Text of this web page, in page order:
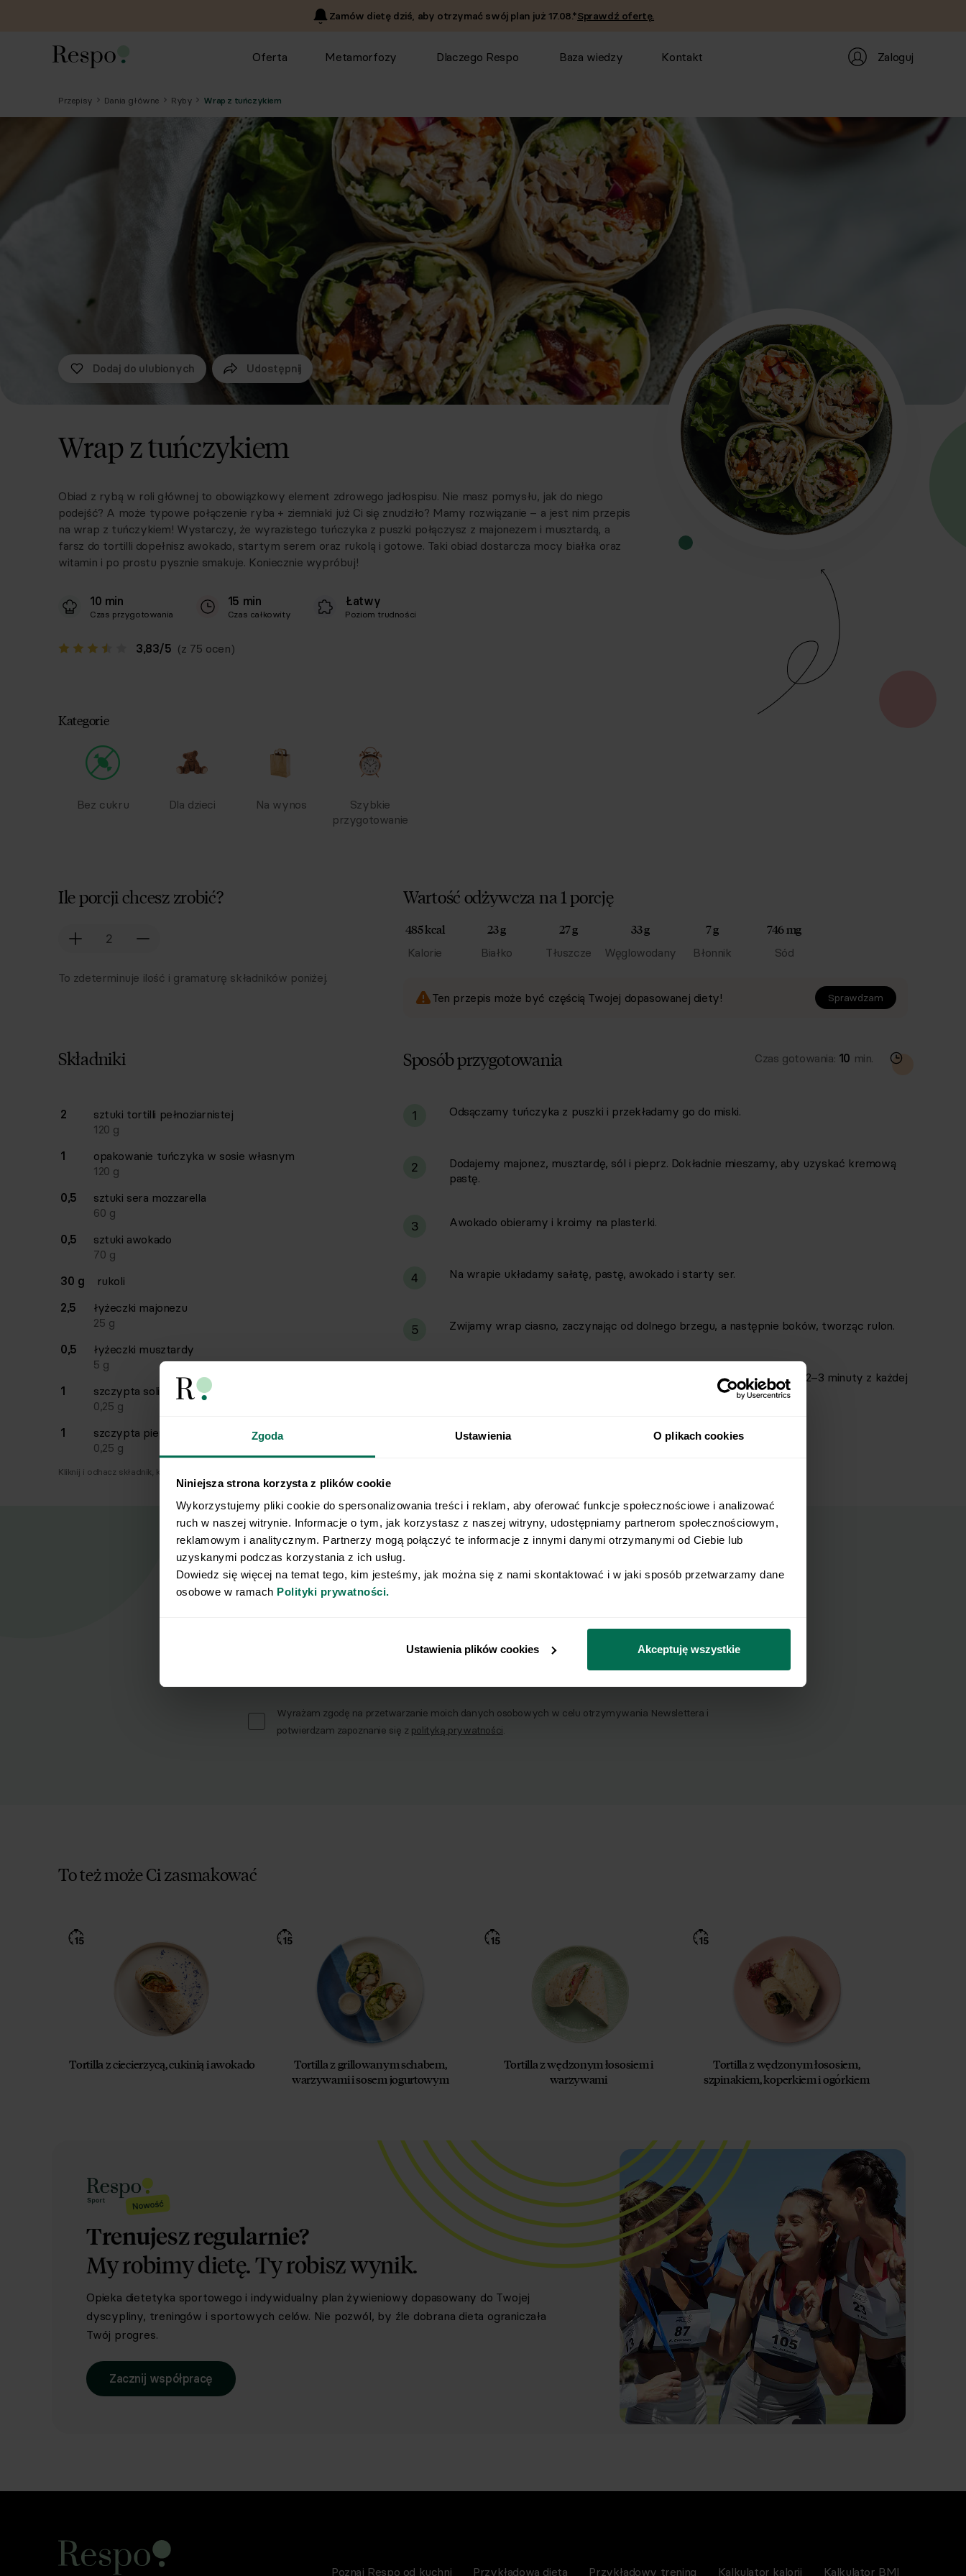
Zgoda Ustawienia O plikach cookies
Niniejsza strona korzysta z plików cookie
Wykorzystujemy pliki cookie do spersonalizowania treści i reklam, aby oferować funkcje społecznościowe i analizować
ruch w naszej witrynie. Informacje o tym, jak korzystasz z naszej witryny, udostępniamy partnerom społecznościowym,
reklamowym i analitycznym. Partnerzy mogą połączyć te informacje z innymi danymi otrzymanymi od Ciebie lub
uzyskanymi podczas korzystania z ich usług.
Dowiedz się więcej na temat tego, kim jesteśmy, jak można się z nami skontaktować i w jaki sposób przetwarzamy dane
osobowe w ramach Polityki prywatności.
Ustawienia plików cookies Akceptuję wszystkie
Zamów dietę dziś, aby otrzymać swój plan już 17.08.*Sprawdź ofertę.
Oferta Metamorfozy Dlaczego Respo Baza wiedzy Kontakt Zaloguj
Przepisy Dania główne Ryby Wrap z tuńczykiem
Dodaj do ulubionych Udostępnij
Wrap z tuńczykiem
Obiad z rybą w roli głównej to obowiązkowy element zdrowego jadłospisu. Nie masz pomysłu, jak do niego
podejść? A może typowe połączenie ryba + ziemniaki już Ci się znudziło? Mamy rozwiązanie – a jest nim przepis
na wrap z tuńczykiem! Wystarczy, że wyrazistego tuńczyka z puszki połączysz z majonezem i musztardą, a
farsz do tortilli dopełnisz awokado, startym serem oraz rukolą i gotowe. Taki obiad dostarcza mocy białka oraz
witamin i po prostu pysznie smakuje. Koniecznie wypróbuj!
10 min
Czas przygotowania
15 min
Czas całkowity
Łatwy
Poziom trudności
3,83/5 (z 75 ocen)
Kategorie
Bez cukru Dla dzieci Na wynos
Szybkie
przygotowanie
Ile porcji chcesz zrobić?
To zdeterminuje ilość i gramaturę składników poniżej.
Wartość odżywcza na 1 porcję
485 kcal
Kalorie
23 g
Białko
27 g
Tłuszcze
33 g
Węglowodany
7 g
Błonnik
746 mg
Sód
Ten przepis może być częścią Twojej dopasowanej diety! Sprawdzam
Składniki
Lista składników przepisu z ilościami i wagami
Ilość Składnik
2 sztuki tortilli pełnoziarnistej
120 g
1
opakowanie tuńczyka w sosie własnym
120 g
0,5
sztuki sera mozzarella
60 g
0,5
sztuki awokado
70 g
30 g
rukoli
2,5
łyżeczki majonezu
25 g
0,5
łyżeczki musztardy
5 g
1
szczypta soli
0,25 g
1
szczypta pieprzu
0,25 g
Kliknij i odhacz składnik, który już masz.
Sposób przygotowania Czas gotowania: 10 min.
1 Odsączamy tuńczyka z puszki i przekładamy go do miski.
2
Dodajemy majonez, musztardę, sól i pieprz. Dokładnie mieszamy, aby uzyskać kremową
pastę.
3 Awokado obieramy i kroimy na plasterki.
4 Na wrapie układamy sałatę, pastę, awokado i starty ser.
5 Zwijamy wrap ciasno, zaczynając od dolnego brzegu, a następnie boków, tworząc rulon.
Jeśli preferujesz ciepłego wrapa, grilluj go na suchej patelni przez ok. 2–3 minuty z każdej
Wyślij przepis na e-mail
Nasze najlepsze przepisy, prosto na Twoja skrzynkę e-mail.
Zapisz się do naszego Newslettera
Wyślij
Wyrażam zgodę na przetwarzanie moich danych osobowych w celu otrzymywania Newslettera i
potwierdzam zapoznanie się z polityką prywatności.
To też może Ci zasmakować
Tortilla z ciecierzycą, cukinią i awokado
Tortilla z grillowanym schabem,
warzywami i sosem jogurtowym
Tortilla z wędzonym łososiem i
warzywami
Tortilla z wędzonym łososiem,
szpinakiem, koperkiem i ogórkiem
Trenujesz regularnie?
My robimy dietę.Ty robisz wynik.
Opieka dietetyka sportowego i indywidualny plan żywieniowy dopasowany do Twojej
dyscypliny, treningów i sportowych celów. Nie pozwól, by źle dobrana dieta ograniczała
Twój progres.
Zacznij współpracę
Poznaj Respo od kuchni Przykładowa dieta Przykładowy trening Kalkulator kalorii Kalkulator BMI